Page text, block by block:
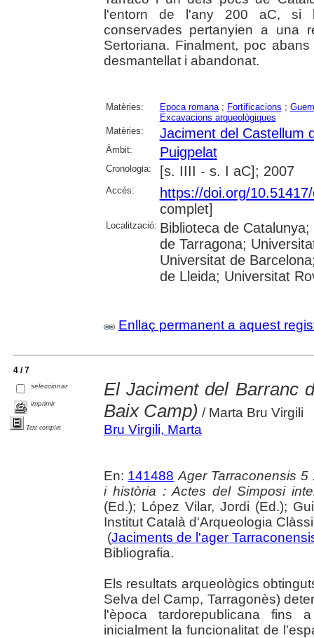
l'entorn de l'any 200 aC, si
conservades pertanyien a una
Sertoriana. Finalment, poc
desmantellat i abandonat.
Matèries: Epoca romana; Fortificacions ;
Excavacions arqueològiques
Matèries:
Jaciment del Castellum
Àmbit: Puigpelat
Cronologia: [s. IIII - s. I aC]; 2007
Accés:
https://doi.org/
complet]
Localització: Biblioteca de
de Tarragona;
Universitat de
de Lleida; Universitat
Enllaç permanent a aquest
4 / 7
seleccionar
imprimir
Text complet
El Jaciment del Barranc
Baix Camp) / Marta Bru Virgili
Bru Virgili, Marta
En: 141488 Ager Tarraconensis
i història : Actes del Simposi
(Ed.); López Vilar, Jordi (Ed.);
Institut Català d'Arqueologia
(Jaciments de l'ager
Bibliografia.
Els resultats arqueològics
Selva del Camp, Tarragonès)
l'època tardorepublicana
inicialment la funcionalitat de